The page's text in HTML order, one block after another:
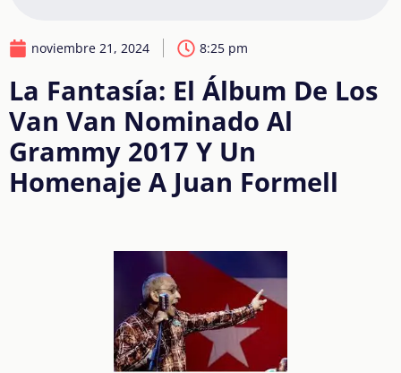
noviembre 21, 2024 8:25 pm
La Fantasía: El Álbum De Los
Van Van Nominado Al
Grammy 2017 Y Un
Homenaje A Juan Formell